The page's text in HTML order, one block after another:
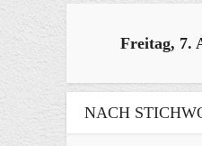
Freitag, 7.
NACH